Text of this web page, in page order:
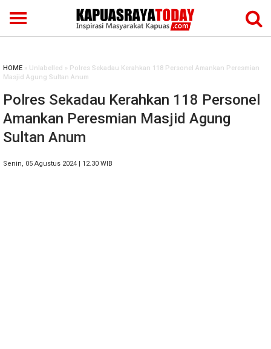
HOME » Unlabelled » Polres Sekadau Kerahkan 118 Personel Amankan Peresmian
Masjid Agung Sultan Anum
Polres Sekadau Kerahkan 118 Personel
Amankan Peresmian Masjid Agung
Sultan Anum
Senin, 05 Agustus 2024 | 12.30 WIB